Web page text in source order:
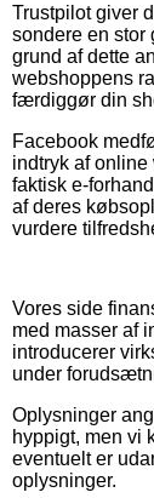
Trustpilot giver
sondere en stor
grund af dette
webshoppens
færdiggør din
Facebook
indtryk af
faktisk e-
af deres
vurdere
Vores side
med masser af
introducerer
under
Oplysninger
hyppigt, men vi
eventuelt er
oplysninger.